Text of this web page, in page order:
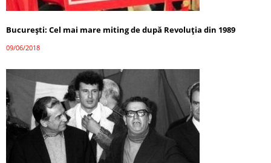
București: Cel mai mare miting de după Revoluția din 1989
09/06/2018